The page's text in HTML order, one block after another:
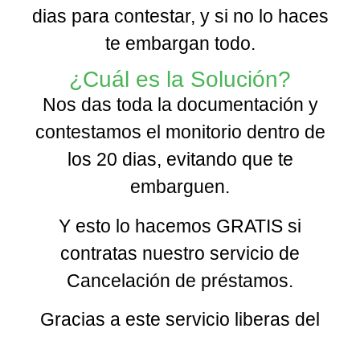
dias para contestar, y si no lo haces
te embargan todo.
¿Cuál es la Solución?
Nos das toda la documentación y
contestamos el monitorio dentro de
los 20 dias, evitando que te
embarguen.
Y esto lo hacemos GRATIS si
contratas nuestro servicio de
Cancelación de préstamos.
Gracias a este servicio liberas del